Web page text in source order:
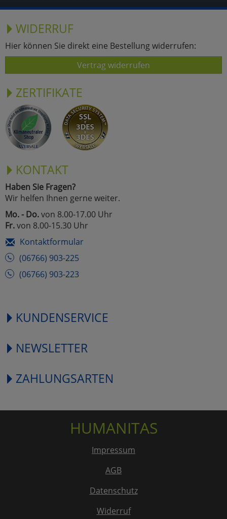
WIDERRUF
Hier können Sie direkt eine Bestellung widerrufen:
Vertrag widerrufen
ZERTIFIKATE
KONTAKT
Haben Sie Fragen?
Wir helfen Ihnen gerne weiter.
Mo. - Do.von 8.00-17.00 Uhr
Fr.von 8.00-15.30 Uhr
Kontaktformular
(06766) 903-225
(06766) 903-223
KUNDENSERVICE
NEWSLETTER
ZAHLUNGSARTEN
HUMANITAS
Impressum
AGB
Datenschutz
Widerruf